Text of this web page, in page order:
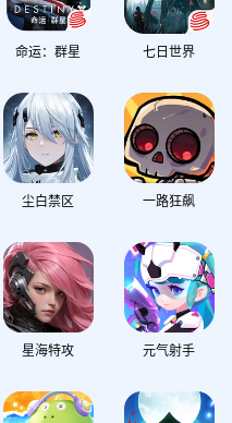
命运：群星 七日世界
尘白禁区 一路狂飙
星海特攻 元气射手